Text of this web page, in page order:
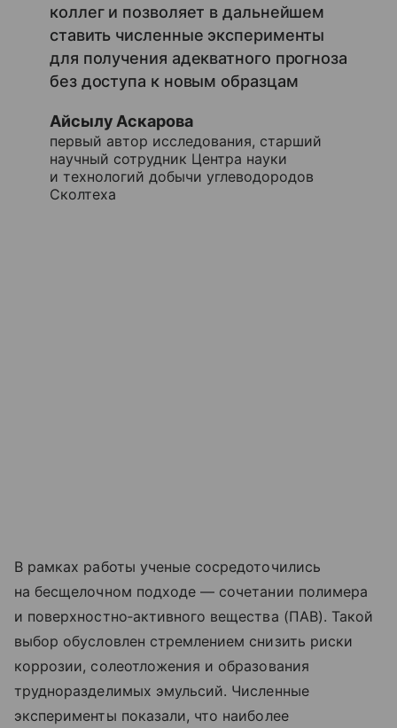
коллег и позволяет в дальнейшем
ставить численные эксперименты
для получения адекватного прогноза
без доступа к новым образцам
Айсылу Аскарова
первый автор исследования, старший
научный сотрудник Центра науки
и технологий добычи углеводородов
Сколтеха
В рамках работы ученые сосредоточились
на бесщелочном подходе — сочетании полимера
и поверхностно‑активного вещества (ПАВ). Такой
выбор обусловлен стремлением снизить риски
коррозии, солеотложения и образования
трудноразделимых эмульсий. Численные
эксперименты показали, что наиболее